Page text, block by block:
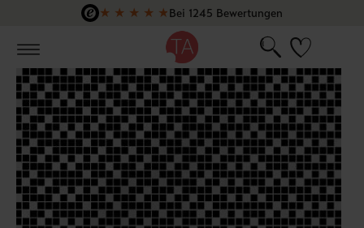
Zum Hauptinhalt springen
★ ★ ★ ★ ★Bei 1245 Bewertungen